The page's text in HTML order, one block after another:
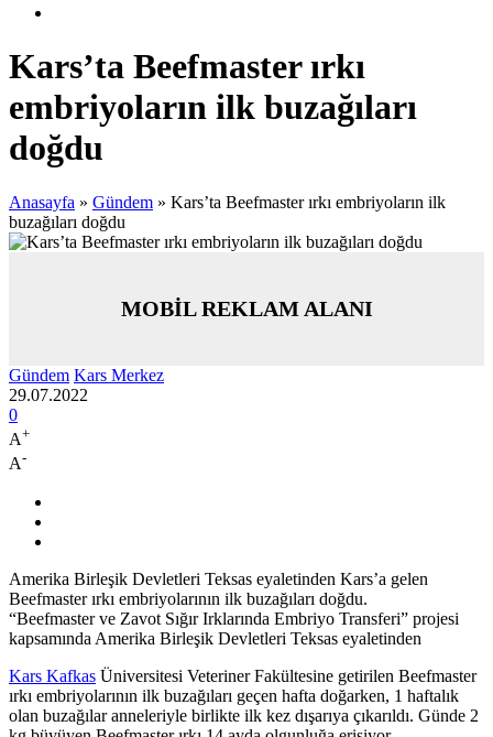
Kars’ta Beefmaster ırkı
embriyoların ilk buzağıları
doğdu
Anasayfa » Gündem » Kars’ta Beefmaster ırkı embriyoların ilk
buzağıları doğdu
MOBİL REKLAM ALANI
Gündem Kars Merkez
29.07.2022
0
A+
A-
Amerika Birleşik Devletleri Teksas eyaletinden Kars’a gelen
Beefmaster ırkı embriyolarının ilk buzağıları doğdu.
“Beefmaster ve Zavot Sığır Irklarında Embriyo Transferi” projesi
kapsamında Amerika Birleşik Devletleri Teksas eyaletinden
Kars Kafkas Üniversitesi Veteriner Fakültesine getirilen Beefmaster
ırkı embriyolarının ilk buzağıları geçen hafta doğarken, 1 haftalık
olan buzağılar anneleriyle birlikte ilk kez dışarıya çıkarıldı. Günde 2